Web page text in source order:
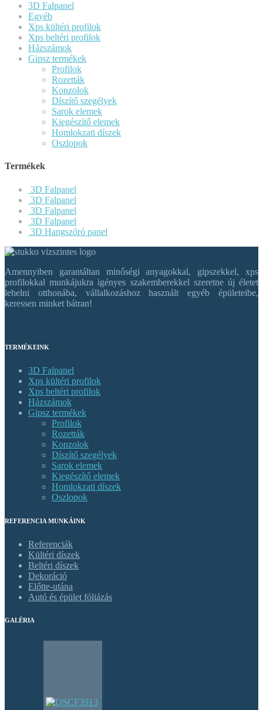
3D Falpanel
Egyéb
Xps kültéri profilok
Xps beltéri profilok
Házszámok
Gipsz termékek
Profilok
Rozetták
Konzolok
Díszítő szegélyek
Sarok elemek
Kiegészítő elemek
Homlokzati díszek
Oszlopok
Termékek
3D Falpanel
3D Falpanel
3D Falpanel
3D Falpanel
3D Hangszóró panel
Amennyiben garantáltan minőségi anyagokkal, gipszekkel, xps
profilokkal munkájukra igényes szakemberekkel szeretne új életet
lehelni otthonába, vállalkozáshoz használt egyéb épületeibe,
keressen minket bátran!
TERMÉKEINK
3D Falpanel
Xps kültéri profilok
Xps beltéri profilok
Házszámok
Gipsz termékek
Profilok
Rozetták
Konzolok
Díszítő szegélyek
Sarok elemek
Kiegészítő elemek
Homlokzati díszek
Oszlopok
REFERENCIA MUNKÁINK
Referenciák
Kültéri díszek
Beltéri díszek
Dekoráció
Előtte-utána
Autó és épület fóliázás
GALÉRIA